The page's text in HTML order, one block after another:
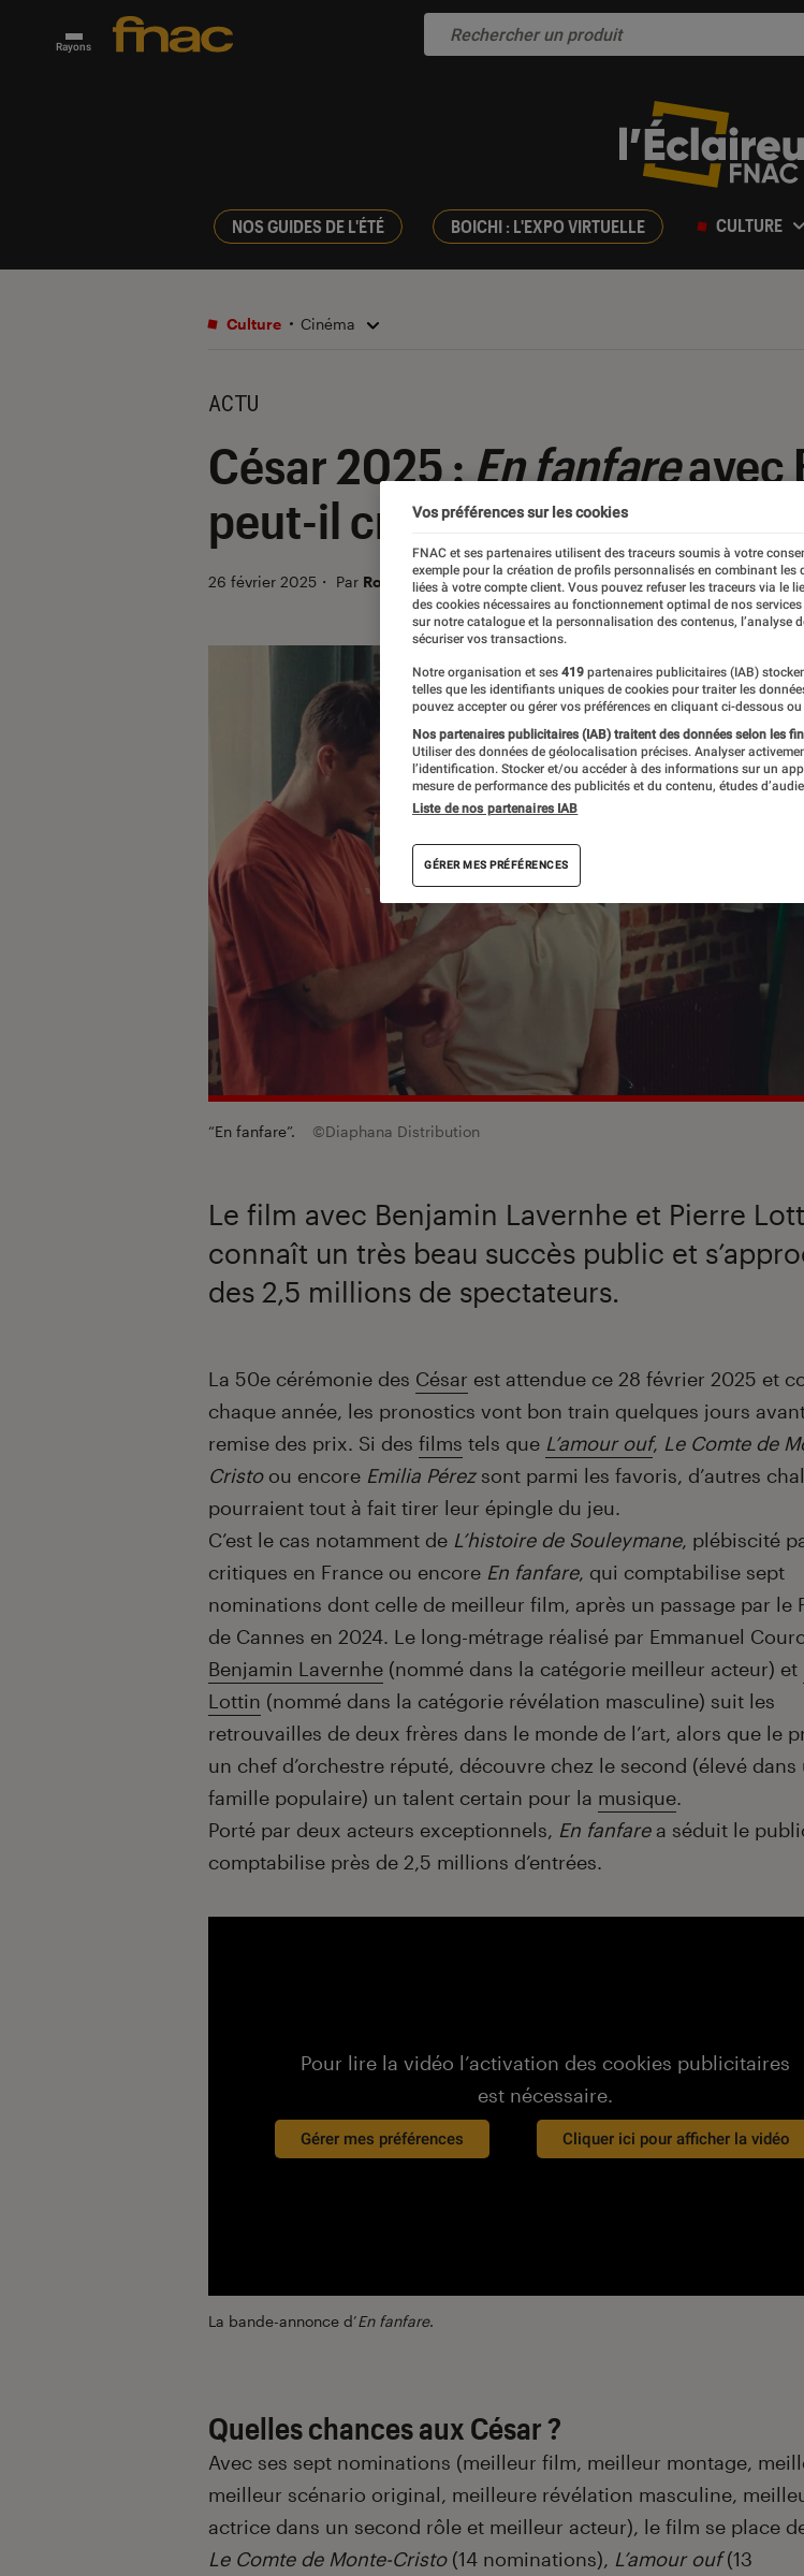
Rayons
NOS GUIDES DE L'ÉTÉ BOICHI : L'EXPO VIRTUELLE CULTURE
Culture Cinéma
ACTU
César 2025 :En fanfareavec
peut-il créer la surprise ?
26 février 2025 ・ Par Robin Negre
“En fanfare”. ©Diaphana Distribution
Le film avec Benjamin Lavernhe et Pierre
connaît un très beau succès public et
des 2,5 millions de spectateurs.
Introduction
La 50e cérémonie des César est attendue ce 28 février 2025 et
chaque année, les pronostics vont bon train quelques jours
remise des prix. Si des films tels que L’amour ouf, Le Comte de
Cristoou encore Emilia Pérezsont parmi les favoris, d’autres
pourraient tout à fait tirer leur épingle du jeu.
C’est le cas notamment de L’histoire de Souleymane, plébiscité
critiques en France ou encore En fanfare, qui comptabilise sept
nominations dont celle de meilleur film, après un passage par le
de Cannes en 2024. Le long-métrage réalisé par Emmanuel
Benjamin Lavernhe (nommé dans la catégorie meilleur acteur) et
Lottin (nommé dans la catégorie révélation masculine) suit les
retrouvailles de deux frères dans le monde de l’art, alors que le
un chef d’orchestre réputé, découvre chez le second (élevé dans
famille populaire) un talent certain pour la musique.
Porté par deux acteurs exceptionnels, En fanfarea séduit le
comptabilise près de 2,5 millions d’entrées.
Pour lire la vidéo l’activation des cookies publicitaires
est nécessaire.
Gérer mes préférences Cliquer ici pour afficher la vidéo
La bande-annonce d’En fanfare.
Quelles chances aux César ?
Avec ses sept nominations (meilleur film, meilleur montage,
meilleur scénario original, meilleure révélation masculine,
actrice dans un second rôle et meilleur acteur), le film se place
Le Comte de Monte-Cristo(14 nominations), L’amour ouf(13
Vos préférences sur les cookies
FNAC et ses partenaires utilisent des traceurs soumis à votre
exemple pour la création de profils personnalisés en combinant les
liées à votre compte client. Vous pouvez refuser les traceurs via le
des cookies nécessaires au fonctionnement optimal de nos
sur notre catalogue et la personnalisation des contenus, l’analyse
sécuriser vos transactions.
Notre organisation et ses 419 partenaires publicitaires (IAB)
telles que les identifiants uniques de cookies pour traiter les
pouvez accepter ou gérer vos préférences en cliquant ci-dessous
Nos partenaires publicitaires (IAB) traitent des données selon les
Utiliser des données de géolocalisation précises. Analyser
l’identification. Stocker et/ou accéder à des informations sur un
mesure de performance des publicités et du contenu, études
Liste de nos partenaires IAB
GÉRER MES PRÉFÉRENCES